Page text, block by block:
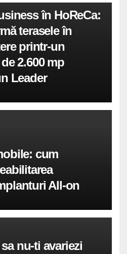
în HoReCa:
terasele în
printr-un
2.600 mp
Leader
cum
All-on
nu-ti avariezi